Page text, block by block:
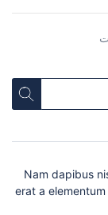
Nam dapibus
erat a